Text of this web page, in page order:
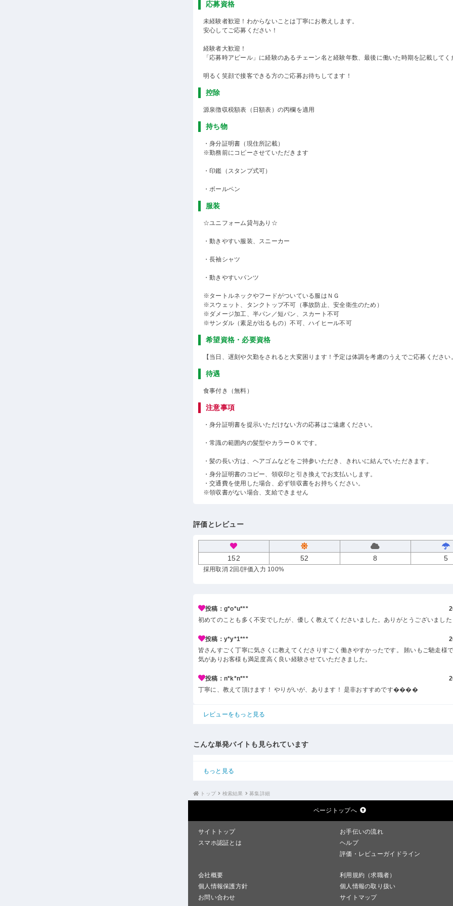
応募資格
未経験者歓迎！わからないことは丁寧にお教えします。
安心してご応募ください！
経験者大歓迎！
「応募時アピール」に経験のあるチェーン名と経験年数、最後に働いた時期を記載してく
明るく笑顔で接客できる方のご応募お待ちしてます！
控除
源泉徴収税額表（日額表）の丙欄を適用
持ち物
・身分証明書（現住所記載）
※勤務前にコピーさせていただきます
・印鑑（スタンプ式可）
・ボールペン
服装
☆ユニフォーム貸与あり☆
・動きやすい服装、スニーカー
・長袖シャツ
・動きやすいパンツ
※タートルネックやフードがついている服はＮＧ
※スウェット、タンクトップ不可（事故防止、安全衛生のため）
※ダメージ加工、半パン／短パン、スカート不可
※サンダル（素足が出るもの）不可、ハイヒール不可
希望資格・必要資格
【当日、遅刻や欠勤をされると大変困ります！予定は体調を考慮のうえでご応募ください
待遇
食事付き（無料）
注意事項
・身分証明書を提示いただけない方の応募はご遠慮ください。
・常識の範囲内の髪型やカラーＯＫです。
・髪の長い方は、ヘアゴムなどをご持参いただき、きれいに結んでいただきます。
・身分証明書のコピー、領収印と引き換えでお支払いします。
・交通費を使用した場合、必ず領収書をお持ちください。
※領収書がない場合、支給できません
評価とレビュー
152 52 8 5
採用取消 2回 /評価入力 100%
投稿：g*o*u***
初めてのことも多く不安でしたが、優しく教えてくださいました。ありがとうございました
投稿：y*y*1***
皆さんすごく丁寧に気さくに教えてくださりすごく働きやすかったです。 賄いもご馳走様
気がありお客様も満足度高く良い経験させていただきました。
投稿：n*k*n***
丁寧に、教えて頂けます！ やりがいが、あります！ 是非おすすめです����
レビューをもっと見る
こんな単発バイトも見られています
もっと見る
トップ 検索結果 募集詳細
ページトップへ
サイトトップ
お手伝いの流れ
スマホ認証とは
ヘルプ
評価・レビューガイドライン
会社概要
利用規約（求職者）
個人情報保護方針
個人情報の取り扱い
お問い合わせ
サイトマップ